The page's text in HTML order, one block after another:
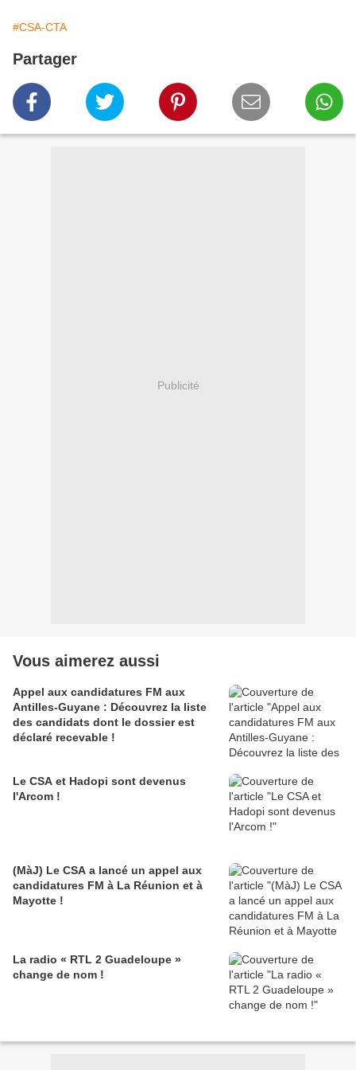
#CSA-CTA
Partager
Publicité
Vous aimerez aussi
Appel aux candidatures FM aux
Antilles-Guyane : Découvrez la liste
des candidats dont le dossier est
déclaré recevable !
Le CSA et Hadopi sont devenus
l'Arcom !
(MàJ) Le CSA a lancé un appel aux
candidatures FM à La Réunion et à
Mayotte !
La radio « RTL 2 Guadeloupe »
change de nom !